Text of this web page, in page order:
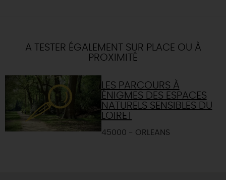
A TESTER ÉGALEMENT SUR PLACE OU À
PROXIMITÉ
LES PARCOURS À
ÉNIGMES DES ESPACES
NATURELS SENSIBLES DU
LOIRET
45000 - ORLEANS